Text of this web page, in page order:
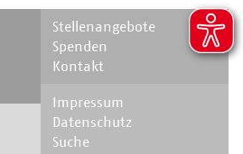
Navigation
überspringen
Stellenangebote
Spenden
Kontakt
Navigation
überspringen
Impressum
Datenschutz
Suche